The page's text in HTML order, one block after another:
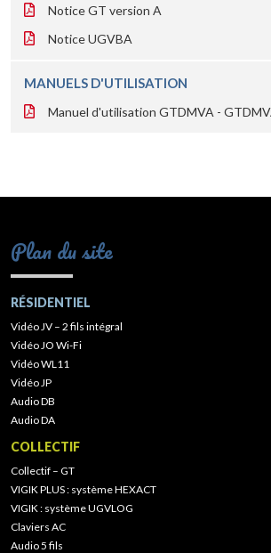
Notice GT version A
Notice UGVBA
MANUELS D'UTILISATION
Manuel d'utilisation GTDMVA -
Plan du site
RÉSIDENTIEL
Vidéo JV – 2 fils intégral
Vidéo JO Wi-Fi
Vidéo WL11
Vidéo JP
Audio DB
Audio DA
COLLECTIF
Collectif – GT
VIGIK PLUS : système HEXACT
VIGIK : système UGVLOG
Claviers AC
Audio 5 fils